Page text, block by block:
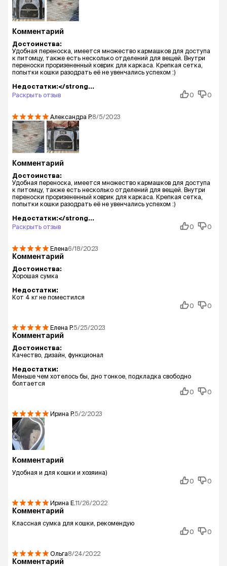
Комментарий
Достоинства:
Удобная переноска, имеется множество кармашков для доступа
к питомцу, также есть несколько отделений для вещей. Внутри
переноски проризененный коврик для каркаса. Крепкая сетка,
попытки кошки разодрать её не увенчались успехом :)
Недостатки:</strong...
Раскрыть отзыв
0 0
Александра Р.8/5/2023
Комментарий
Достоинства:
Удобная переноска, имеется множество кармашков для доступа
к питомцу, также есть несколько отделений для вещей. Внутри
переноски проризененный коврик для каркаса. Крепкая сетка,
попытки кошки разодрать её не увенчались успехом :)
Недостатки:</strong...
Раскрыть отзыв
0 0
Елена6/18/2023
Комментарий
Достоинства:
Хорошая сумка
Недостатки:
Кот 4 кг не поместился
0
0
Елена Р.5/25/2023
Комментарий
Достоинства:
Качество, дизайн, функционал
Недостатки:
Меньше чем хотелось бы, дно тонкое, подкладка свободно
болтается
0
0
Ирина Р.5/2/2023
Комментарий
Удобная и для кошки и хозяина)
0
0
Ирина Е.11/26/2022
Комментарий
Классная сумка для кошки, рекомендую
0
0
Ольга8/24/2022
Комментарий